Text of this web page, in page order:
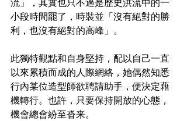
流」，其實也只不過是歷史洪流中的一
小段時間罷了，時裝並「沒有絕對的勝
利，也沒有絕對的高峰」。
此獨特觀點和自身堅持，配以自己一直
以來累積而成的人際網絡，她偶然知悉
行內某位造型師欲聘請助手，便決定藉
機轉行。也許，只要保持開放的心態，
機會總會紛至沓来。